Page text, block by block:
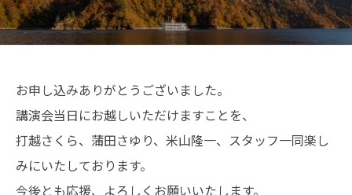
キ
ッ
一
公
式
サ
イ
ト
明
日
変
わ
！
お
問
い
合
お申し込みありがとうございました。
講演会当日にお越しいただけますことを、
打越さくら、蒲田さゆり、米山隆一、スタッフ一同楽し
みにいたしております。
今後とも応援、よろしくお願いいたします。